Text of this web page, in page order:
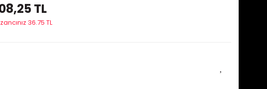
TL
36.75 TL